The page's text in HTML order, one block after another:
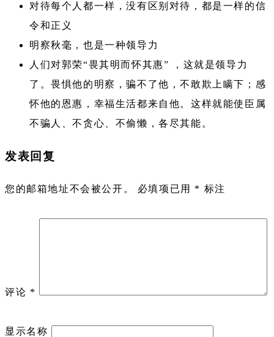
对待每个人都一样，没有区别对待，都是一样的信
令和正义
明察秋毫，也是一种领导力
人们对郭荣“畏其明而怀其惠” ，这就是领导力
了。畏惧他的明察，骗不了他，不敢欺上瞒下；感
怀他的恩惠，幸福生活都来自他。这样就能使臣属
不骗人、不贪心、不偷懒，各尽其能。
发表回复
您的邮箱地址不会被公开。 必填项已用 * 标注
评论 *
显示名称